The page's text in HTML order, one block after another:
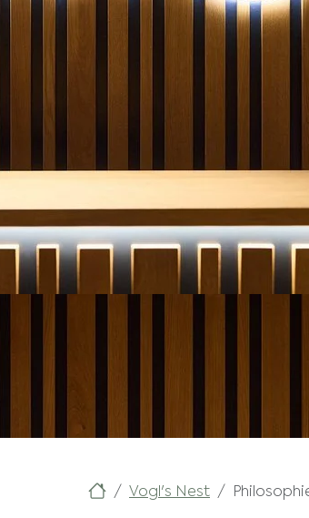
Vogl's Nest